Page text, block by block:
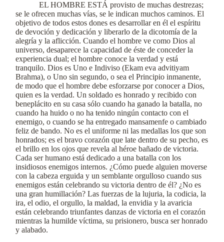
EL HOMBRE ESTÁ provisto de muchas destrezas;
se le ofrecen muchas vías, se le indican muchos caminos. El
objetivo de todos estos dones es desarrollar en él el espíritu
de devoción y dedicación y liberarlo de la dicotomía de la
alegría y la aflicción. Cuando el hombre ve como Dios al
universo, desaparece la capacidad de éste de conceder la
experiencia dual; el hombre conoce la verdad y está
tranquilo. Dios es Uno e Indiviso (Ekam eva advitiyam
Brahma), o Uno sin segundo, o sea el Principio inmanente,
de modo que el hombre debe esforzarse por conocer a Dios,
quien es la verdad. Un soldado es honrado y recibido con
beneplácito en su casa sólo cuando ha ganado la batalla, no
cuando ha huido o no ha tenido ningún contacto con el
enemigo, o cuando se ha entregado mansamenfe o cambiado
feliz de bando. No es el uniforme ni las medallas los que son
honrados; es el bravo corazón que late dentro de su pecho, es
el brillo en los ojos que revela al héroe bañado de victoria.
Cada ser humano está dedicado a una batalla con los
insidiosos enemigos internos. ¿Cómo puede alguien moverse
con la cabeza erguida y un semblante orgulloso cuando sus
enemigos están celebrando su victoria dentro de él? ¿No es
una gran humillación? Las fuerzas de la lujuria, la codicia, la
ira, el odio, el orgullo, la maldad, la envidia y la avaricia
están celebrando triunfantes danzas de victoria en el corazón
mientras la humilde víctima, su prisionero, busca ser honrado
y alabado.